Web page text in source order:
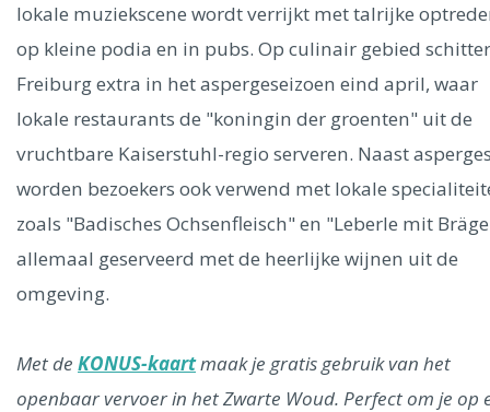
lokale muziekscene wordt verrijkt met talrijke
op kleine podia en in pubs. Op culinair gebied
Freiburg extra in het aspergeseizoen eind april, waar
lokale restaurants de "koningin der groenten" uit de
vruchtbare Kaiserstuhl-regio serveren. Naast
worden bezoekers ook verwend met lokale
zoals "Badisches Ochsenfleisch" en "Leberle mit
allemaal geserveerd met de heerlijke wijnen uit de
omgeving.
Met de KONUS-kaartmaak je gratis gebruik van het
openbaar vervoer in het Zwarte Woud. Perfect om je op